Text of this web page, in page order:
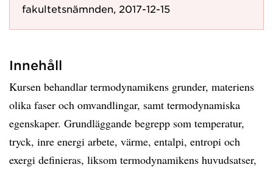
fakultetsnämnden, 2017-12-15
Innehåll
Kursen behandlar termodynamikens grunder, materiens
olika faser och omvandlingar, samt termodynamiska
egenskaper. Grundläggande begrepp som temperatur,
tryck, inre energi arbete, värme, entalpi, entropi och
exergi definieras, liksom termodynamikens huvudsatser,